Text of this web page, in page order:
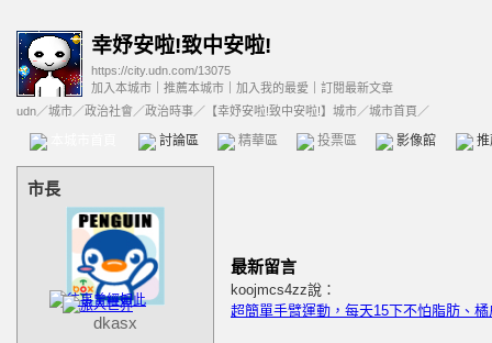
幸妤安啦!致中安啦!
https://city.udn.com/13075
加入本城市
推薦本城市 加入我的最愛
訂閱最新文章
udn／城市／政治社會／政治時事／ 【幸妤安啦!致中安啦!】城市／城市首頁／
討論區 精華區 投票區 影像館
市長
dkasx
最新留言
koojmcs4zz說：
超簡單手臂運動，每天15下不怕脂肪、